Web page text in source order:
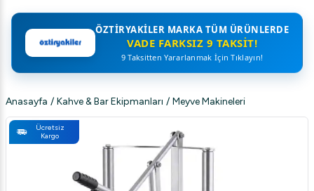
ÖZTIRYAKILER MARKA TÜM ÜRÜNLERDE
VADE FARKSIZ 9 TAKSIT!
9 Taksitten Yararlanmak İçin Tıklayın!
Anasayfa / Kahve & Bar Ekipmanları / Meyve Makineleri
Ücretsiz
Kargo